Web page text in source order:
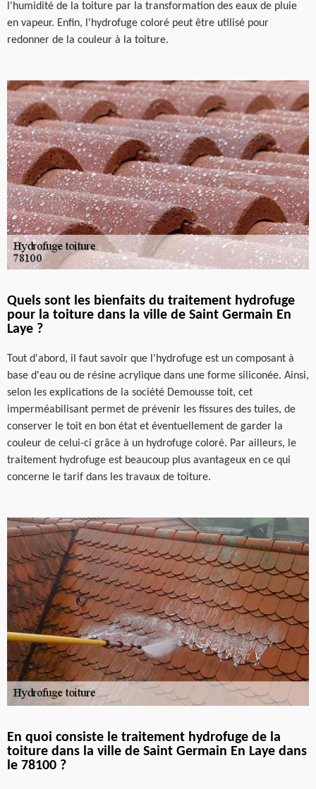
l'humidité de la toiture par la transformation des eaux de pluie
en vapeur. Enfin, l'hydrofuge coloré peut être utilisé pour
redonner de la couleur à la toiture.
Quels sont les bienfaits du traitement hydrofuge
pour la toiture dans la ville de Saint Germain En
Laye ?
Tout d'abord, il faut savoir que l'hydrofuge est un composant à
base d'eau ou de résine acrylique dans une forme siliconée. Ainsi,
selon les explications de la société Demousse toit, cet
imperméabilisant permet de prévenir les fissures des tuiles, de
conserver le toit en bon état et éventuellement de garder la
couleur de celui-ci grâce à un hydrofuge coloré. Par ailleurs, le
traitement hydrofuge est beaucoup plus avantageux en ce qui
concerne le tarif dans les travaux de toiture.
En quoi consiste le traitement hydrofuge de la
toiture dans la ville de Saint Germain En Laye dans
le 78100 ?